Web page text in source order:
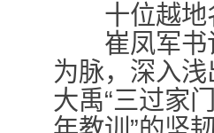
十位越
崔凤军书记
为脉，深入
大禹“三过家